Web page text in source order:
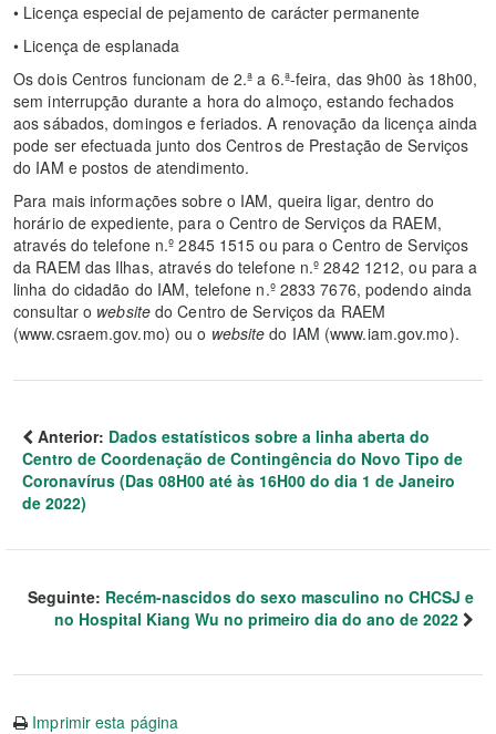
• Licença especial de pejamento de carácter permanente
• Licença de esplanada
Os dois Centros funcionam de 2.ª a 6.ª-feira, das 9h00 às 18h00,
sem interrupção durante a hora do almoço, estando fechados
aos sábados, domingos e feriados. A renovação da licença ainda
pode ser efectuada junto dos Centros de Prestação de Serviços
do IAM e postos de atendimento.
Para mais informações sobre o IAM, queira ligar, dentro do
horário de expediente, para o Centro de Serviços da RAEM,
através do telefone n.º 2845 1515 ou para o Centro de Serviços
da RAEM das Ilhas, através do telefone n.º 2842 1212, ou para a
linha do cidadão do IAM, telefone n.º 2833 7676, podendo ainda
consultar o websitedo Centro de Serviços da RAEM
(www.csraem.gov.mo) ou o website do IAM (www.iam.gov.mo).
Anterior: Dados estatísticos sobre a linha aberta do
Centro de Coordenação de Contingência do Novo Tipo de
Coronavírus (Das 08H00 até às 16H00 do dia 1 de Janeiro
de 2022)
Seguinte: Recém-nascidos do sexo masculino no CHCSJ e
no Hospital Kiang Wu no primeiro dia do ano de 2022
Imprimir esta página